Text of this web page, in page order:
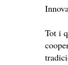
Tot i